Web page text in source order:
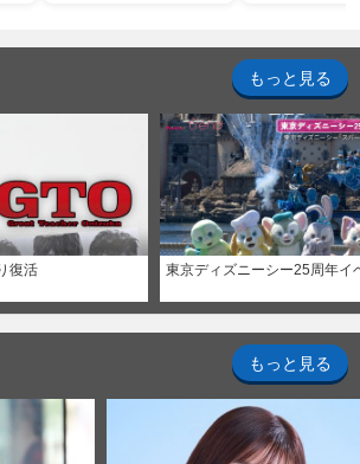
もっと見る
復活 東京ディズニーシー25周年イ
もっと見る